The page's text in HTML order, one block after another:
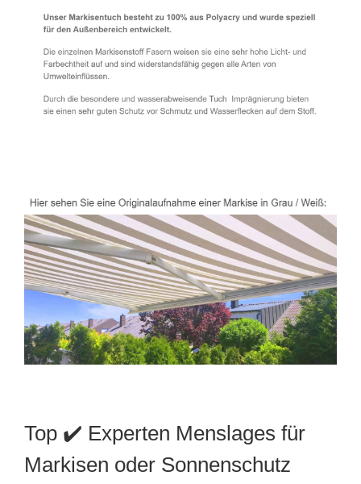
Top ✔️ Experten Menslages für
Markisen oder Sonnenschutz